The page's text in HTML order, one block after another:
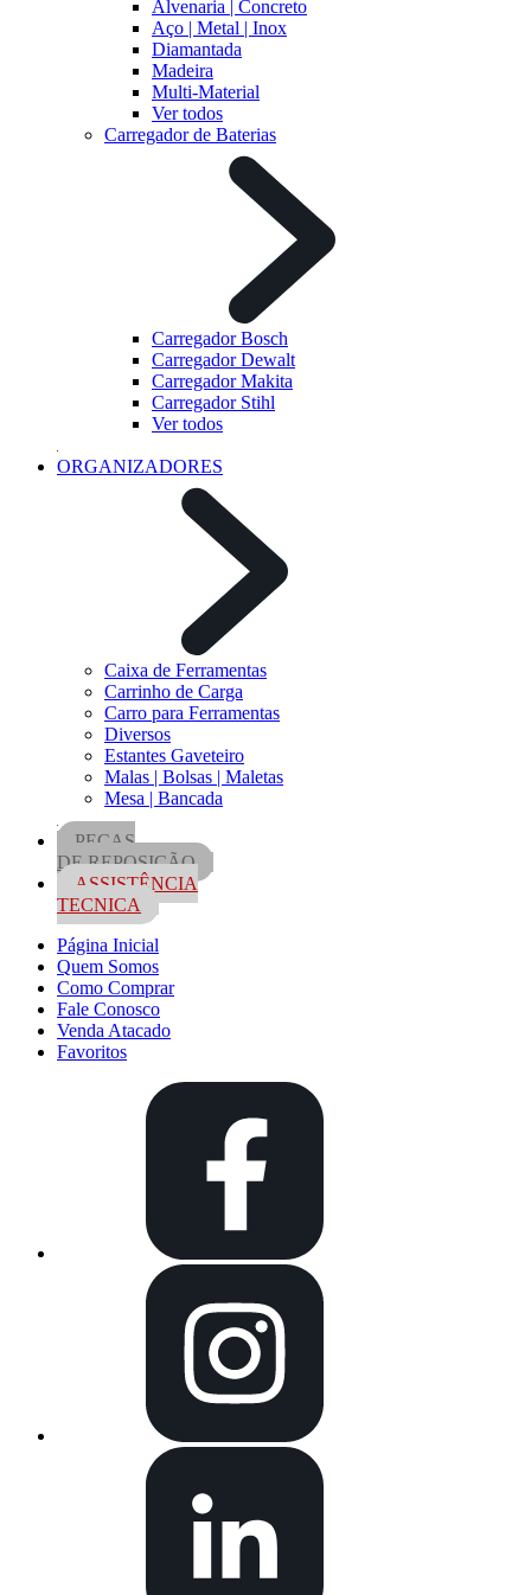
Alvenaria | Concreto
Aço | Metal | Inox
Diamantada
Madeira
Multi-Material
Ver todos
Carregador de Baterias
Carregador Bosch
Carregador Dewalt
Carregador Makita
Carregador Stihl
Ver todos
ORGANIZADORES
Caixa de Ferramentas
Carrinho de Carga
Carro para Ferramentas
Diversos
Estantes Gaveteiro
Malas | Bolsas | Maletas
Mesa | Bancada
PEÇAS
DE REPOSIÇÃO
ASSISTÊNCIA
TECNICA
Página Inicial
Quem Somos
Como Comprar
Fale Conosco
Venda Atacado
Favoritos